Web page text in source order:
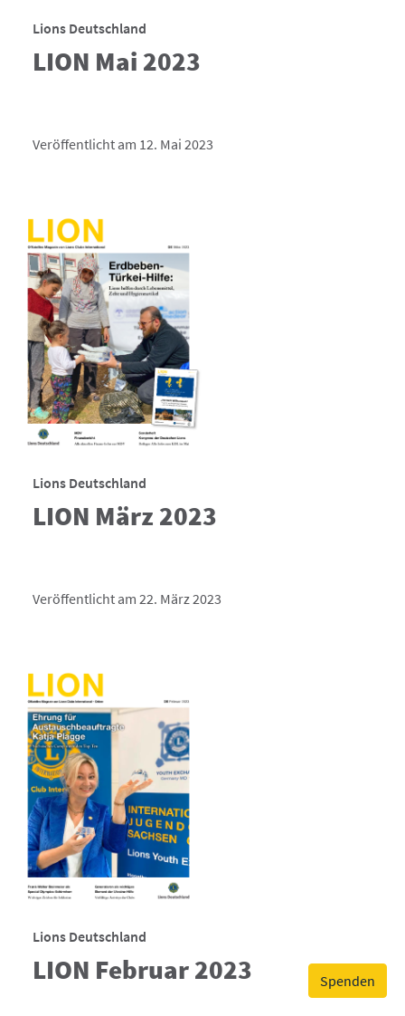
Spenden
Lions Deutschland
LION Mai 2023
Veröffentlicht am 12. Mai 2023
Lions Deutschland
LION März 2023
Veröffentlicht am 22. März 2023
Lions Deutschland
LION Februar 2023